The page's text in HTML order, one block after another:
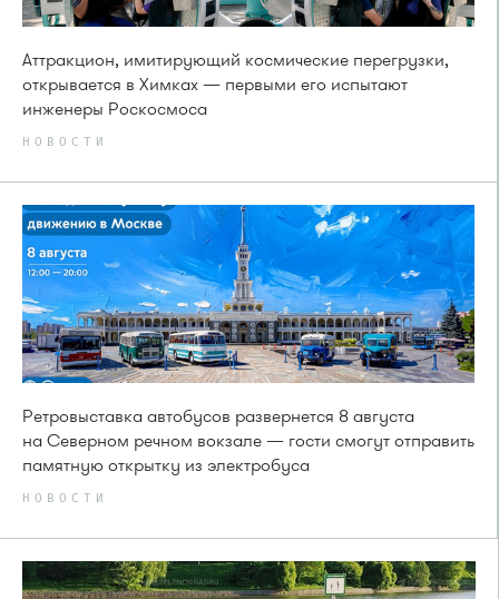
Аттракцион, имитирующий космические перегрузки,
открывается в Химках — первыми его испытают
инженеры Роскосмоса
НОВОСТИ
Ретровыставка автобусов развернется 8 августа
на Северном речном вокзале — гости смогут отправить
памятную открытку из электробуса
НОВОСТИ